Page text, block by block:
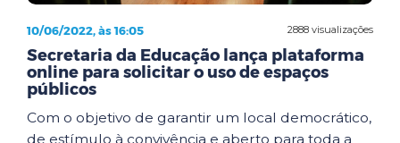
2888 visualizações
10/06/2022, às 16:05
Secretaria da Educação lança plataforma
online para solicitar o uso de espaços
públicos
Com o objetivo de garantir um local democrático,
de estímulo à convivência e aberto para toda a